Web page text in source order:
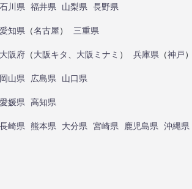
石川県 福井県 山梨県 長野県
愛知県 （名古屋） 三重県
大阪府 （大阪キタ 大阪ミナミ ） 兵庫県 （神戸）
岡山県 広島県 山口県
愛媛県 高知県
長崎県 熊本県 大分県 宮崎県 鹿児島県 沖縄県